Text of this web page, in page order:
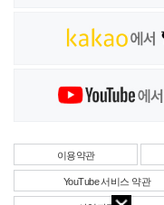
이용약관
YouTube 서비스 약관